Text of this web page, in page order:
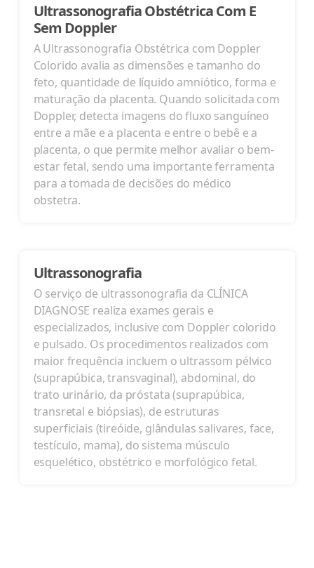
Ultrassonografia Obstétrica Com E
Sem Doppler
A Ultrassonografia Obstétrica com Doppler
Colorido avalia as dimensões e tamanho do
feto, quantidade de líquido amniótico, forma e
maturação da placenta. Quando solicitada com
Doppler, detecta imagens do fluxo sanguíneo
entre a mãe e a placenta e entre o bebê e a
placenta, o que permite melhor avaliar o bem-
estar fetal, sendo uma importante ferramenta
para a tomada de decisões do médico
obstetra.
Ultrassonografia
O serviço de ultrassonografia da CLÍNICA
DIAGNOSE realiza exames gerais e
especializados, inclusive com Doppler colorido
e pulsado. Os procedimentos realizados com
maior frequência incluem o ultrassom pélvico
(suprapúbica, transvaginal), abdominal, do
trato urinário, da próstata (suprapúbica,
transretal e biópsias), de estruturas
superficiais (tireóide, glândulas salivares, face,
testículo, mama), do sistema músculo
esquelético, obstétrico e morfológico fetal.